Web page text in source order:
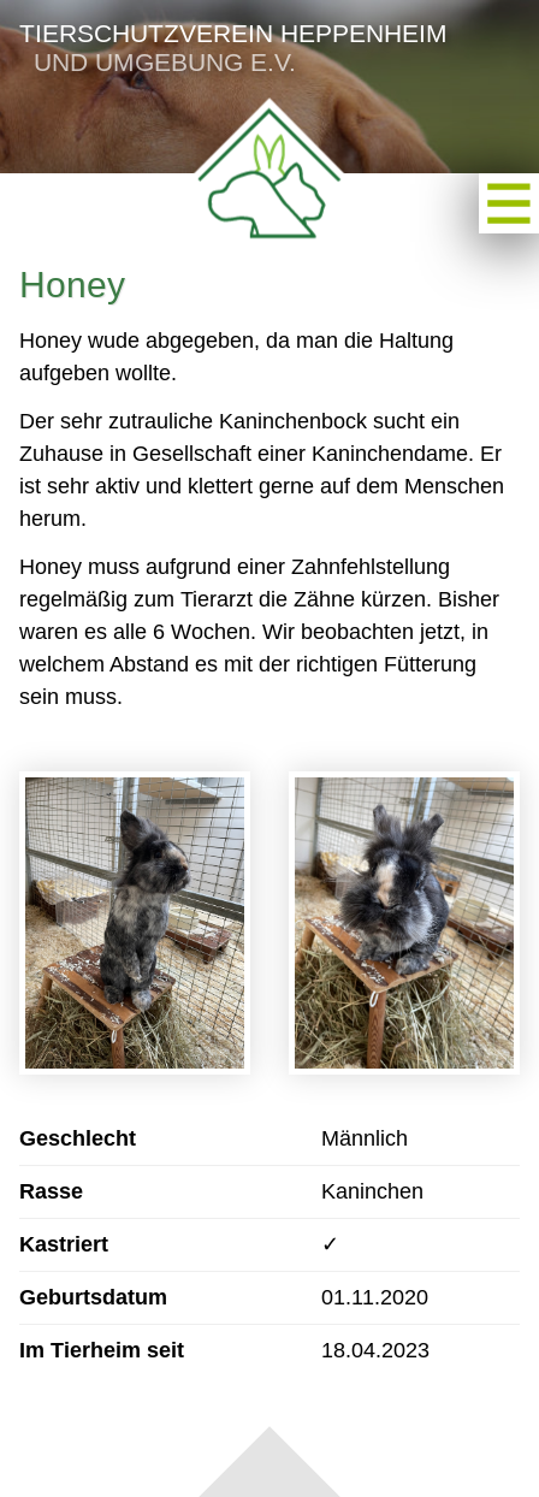
TIERSCHUTZVEREIN HEPPENHEIM
UND UMGEBUNG E.V.
Honey
Honey wude abgegeben, da man die Haltung
aufgeben wollte.
Der sehr zutrauliche Kaninchenbock sucht ein
Zuhause in Gesellschaft einer Kaninchendame. Er
ist sehr aktiv und klettert gerne auf dem Menschen
herum.
Honey muss aufgrund einer Zahnfehlstellung
regelmäßig zum Tierarzt die Zähne kürzen. Bisher
waren es alle 6 Wochen. Wir beobachten jetzt, in
welchem Abstand es mit der richtigen Fütterung
sein muss.
Geschlecht Männlich
Rasse Kaninchen
Kastriert ✓
Geburtsdatum 01.11.2020
Im Tierheim seit 18.04.2023